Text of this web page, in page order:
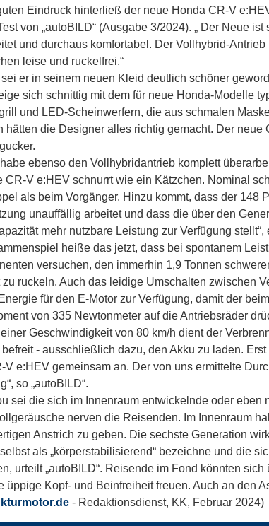
Eindruck hinterließ der neue Honda CR-V
von „autoBILD“ (Ausgabe 3/2024). „ Der Neue ist
und durchaus komfortabel. Der Vollhybrid-Antrieb
leise und ruckelfrei.“
er in seinem neuen Kleid deutlich schöner
sich schnittig mit dem für neue Honda-Modelle
und LED-Scheinwerfern, die aus schmalen
hätten die Designer alles richtig gemacht. Der neue
ebenso den Vollhybridantrieb komplett
CR-V e:HEV schnurrt wie ein Kätzchen. Nominal
als beim Vorgänger. Hinzu kommt, dass der 148
unauffällig arbeitet und dass die über den
mehr nutzbare Leistung zur Verfügung
heiße das jetzt, dass bei spontanem
versuchen, den immerhin 1,9 Tonnen
zu ruckeln. Auch das leidige Umschalten zwischen
für den E-Motor zur Verfügung, damit der
von 335 Newtonmeter auf die Antriebsräder
einer Geschwindigkeit von 80 km/h dient der
- ausschließlich dazu, den Akku zu laden.
V e:HEV gemeinsam an. Der von uns ermittelte
so „autoBILD“.
sei die sich im Innenraum entwickelnde oder
nerven die Reisenden. Im Innenraum
Anstrich zu geben. Die sechste Generation
als „körperstabilisierend“ bezeichne und die
urteilt „autoBILD“. Reisende im Fond könnten
üppige Kopf- und Beinfreiheit freuen. Auch an den
- Redaktionsdienst, KK, Februar 2024)